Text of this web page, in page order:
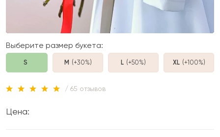
Выберите размер букета:
S M (+30%) L (+50%) XL (+100%)
/ 65 отзывов
Цена: